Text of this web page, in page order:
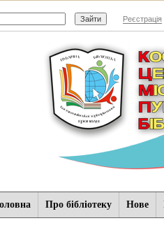
Реєстрація
Про бібліотеку Нове